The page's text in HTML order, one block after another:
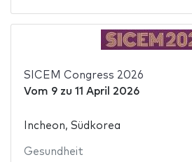
SICEM Congress 2026
Vom 9zu 11 April 2026
Incheon, Südkorea
Gesundheit